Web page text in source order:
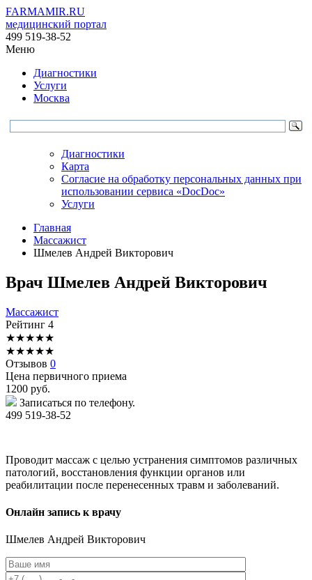
FARMAMIR.RU
медицинский портал
499 519-38-52
Меню
Диагностики
Услуги
Москва
Диагностики
Карта
Согласие на обработку персональных данных при
использовании сервиса «DocDoc»
Услуги
Главная
Массажист
Шмелев Андрей Викторович
Врач Шмелев Андрей Викторович
Массажист
Рейтинг 4
★★★★★
★★★★★
Отзывов 0
Цена первичного приема
1200 руб.
Записаться по телефону.
499 519-38-52
Проводит массаж с целью устранения симптомов различных
патологий, восстановления функции органов или
реабилитации после перенесенных травм и заболеваний.
Онлайн запись к врачу
Шмелев Андрей Викторович